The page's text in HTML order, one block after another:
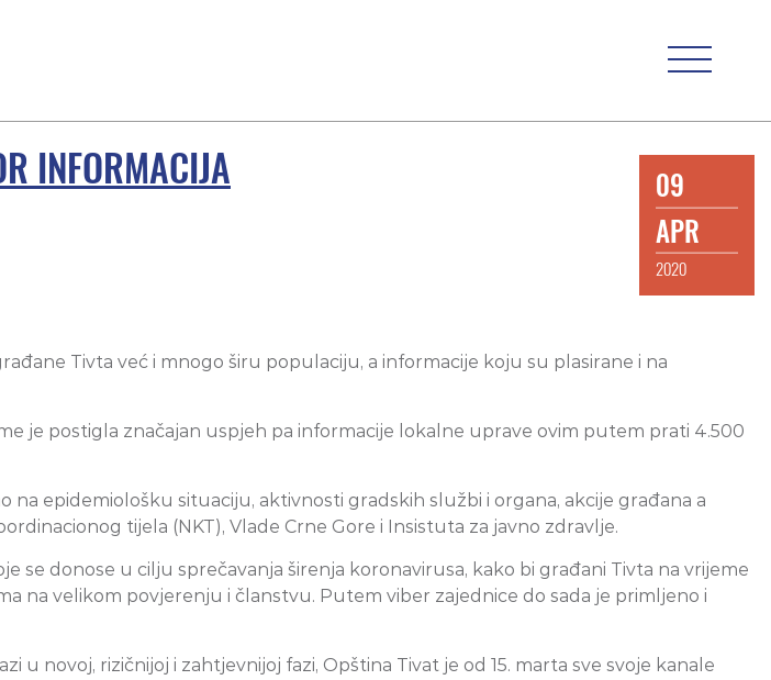
INFORMACIJA
09
APR
2020
Tivta već i mnogo širu populaciju, a informacije koju su plasirane i na
je postigla značajan uspjeh pa informacije lokalne uprave ovim putem prati 4.500
epidemiološku situaciju, aktivnosti gradskih službi i organa, akcije građana a
tijela (NKT), Vlade Crne Gore i Insistuta za javno zdravlje.
donose u cilju sprečavanja širenja koronavirusa, kako bi građani Tivta na vrijeme
na velikom povjerenju i članstvu. Putem viber zajednice do sada je primljeno i
novoj, rizičnijoj i zahtjevnijoj fazi, Opština Tivat je od 15. marta sve svoje kanale